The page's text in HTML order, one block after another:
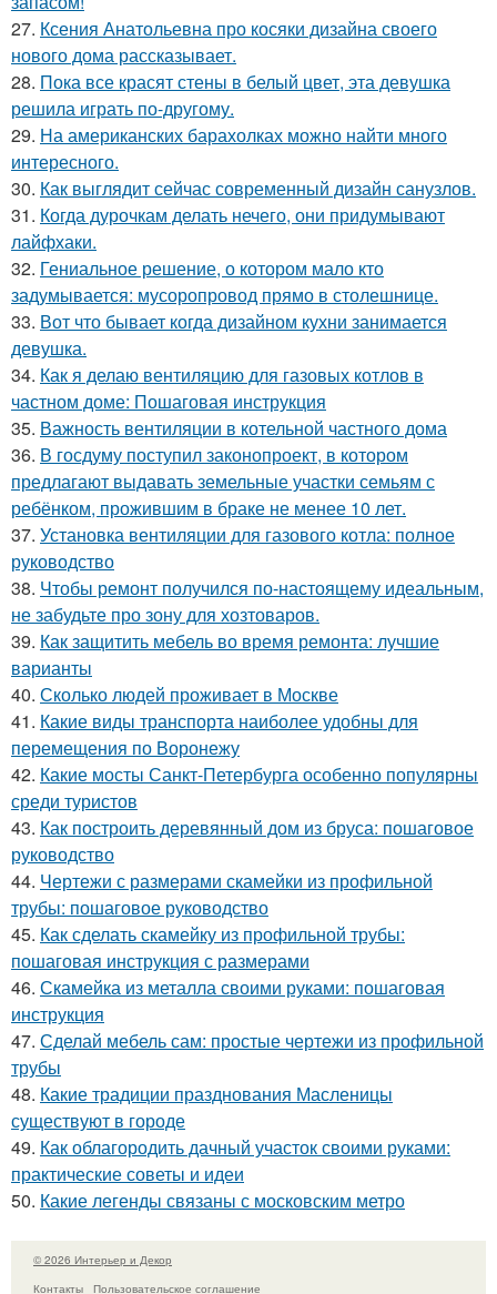
27. Ксения Анатольевна про косяки дизайна своего
нового дома рассказывает.
28. Пока все красят стены в белый цвет, эта девушка
решила играть по-другому.
29. На американских барахолках можно найти много
интересного.
30. Как выглядит сейчас современный дизайн санузлов.
31. Когда дурочкам делать нечего, они придумывают
лайфхаки.
32. Гениальное решение, о котором мало кто
задумывается: мусоропровод прямо в столешнице.
33. Вот что бывает когда дизайном кухни занимается
девушка.
34. Как я делаю вентиляцию для газовых котлов в
частном доме: Пошаговая инструкция
35. Важность вентиляции в котельной частного дома
36. В госдуму поступил законопроект, в котором
предлагают выдавать земельные участки семьям с
ребёнком, прожившим в браке не менее 10 лет.
37. Установка вентиляции для газового котла: полное
руководство
38. Чтобы ремонт получился по-настоящему идеальным,
не забудьте про зону для хозтоваров.
39. Как защитить мебель во время ремонта: лучшие
варианты
40. Сколько людей проживает в Москве
41. Какие виды транспорта наиболее удобны для
перемещения по Воронежу
42. Какие мосты Санкт-Петербурга особенно популярны
среди туристов
43. Как построить деревянный дом из бруса: пошаговое
руководство
44. Чертежи с размерами скамейки из профильной
трубы: пошаговое руководство
45. Как сделать скамейку из профильной трубы:
пошаговая инструкция с размерами
46. Скамейка из металла своими руками: пошаговая
инструкция
47. Сделай мебель сам: простые чертежи из профильной
трубы
48. Какие традиции празднования Масленицы
существуют в городе
49. Как облагородить дачный участок своими руками:
практические советы и идеи
50. Какие легенды связаны с московским метро
© 2026 Интерьер и Декор
Контакты
Пользовательское соглашение